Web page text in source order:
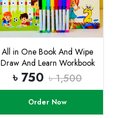
All in One Book And Wipe
Draw And Learn Workbook
Combo
৳ 750 ৳ 1,500
Order Now